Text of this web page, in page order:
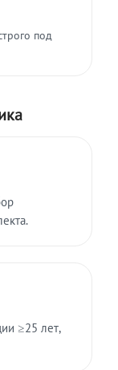
под
≥25 лет,